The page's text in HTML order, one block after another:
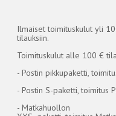
Ilmaiset toimituskulut yli
tilauksiin.
Toimituskulut alle 100 €
- Postin pikkupaketti,
- Postin S-paketti, toimitus
- Matkahuollon